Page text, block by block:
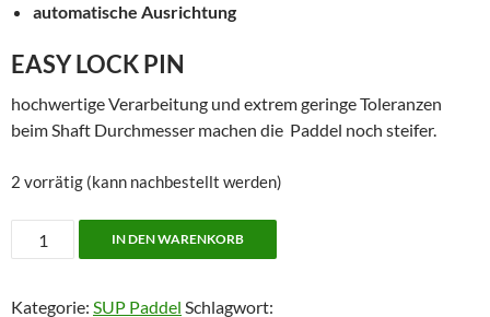
automatische Ausrichtung
EASY LOCK PIN
hochwertige Verarbeitung und extrem geringe Toleranzen
beim Shaft Durchmesser machen die Paddel noch steifer.
2 vorrätig (kann nachbestellt werden)
Starboard
3tlg.
Paddel
IN DEN WARENKORB
Kategorie: SUP Paddel Schlagwort: